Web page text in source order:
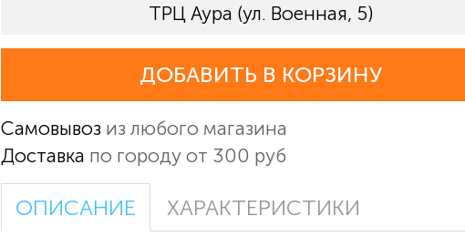
ТРЦ Аура (ул. Военная, 5)
ДОБАВИТЬ В КОРЗИНУ
Самовывоз из любого магазина
Доставка по городу от 300 руб
ОПИСАНИЕ ХАРАКТЕРИСТИКИ